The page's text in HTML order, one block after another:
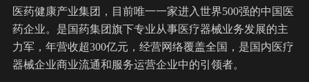
医药健康产业集团，目前唯一一家进入世界500强的中国医
药企业。是国药集团旗下专业从事医疗器械业务发展的主
力军，年营收超300亿元，经营网络覆盖全国，是国内医疗
器械企业商业流通和服务运营企业中的引领者。